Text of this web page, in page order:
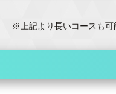
※上記より長いコースも可